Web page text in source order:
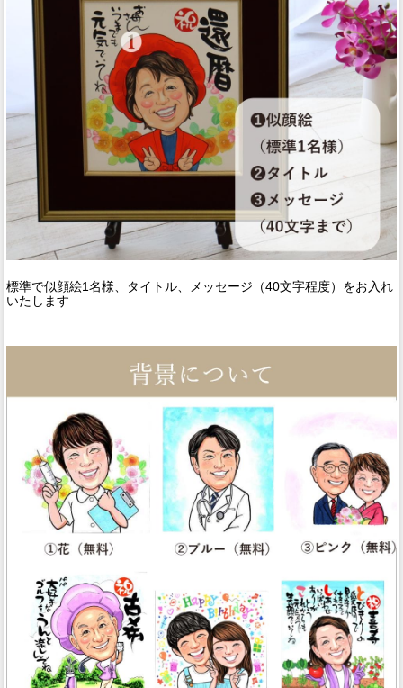
標準で似顔絵1名様、タイトル、メッセージ（40文字程度）をお入れ
いたします